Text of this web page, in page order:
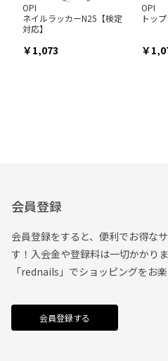
OPI
ネイルラッカーN25【検定
対応】
1,073
OPI
トッ
会員登録
会員登録をすると、便利でお得な
す！入会金や登録料は一切かかり
「rednails」でショッピングをお楽
会員登録する